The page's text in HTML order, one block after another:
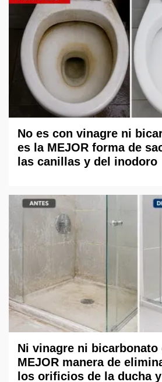
No es con vinagre ni
es la MEJOR forma de
las canillas y del inodoro
Ni vinagre ni
MEJOR manera de
los orificios de la ducha